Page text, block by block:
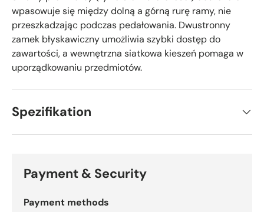
wpasowuje się między dolną a górną rurę ramy, nie
przeszkadzając podczas pedałowania. Dwustronny
zamek błyskawiczny umożliwia szybki dostęp do
zawartości, a wewnętrzna siatkowa kieszeń pomaga w
uporządkowaniu przedmiotów.
Spezifikation
Payment & Security
Payment methods